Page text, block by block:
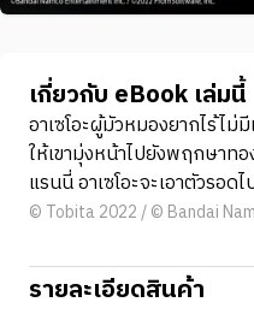
เกี่ยวกับ eBook เล่มนี้
อาเซโอะผู้มัวหมองยากไร้ไ
ให้เขามุ่งหน้าไปยังพฤกษาท
แรนนี่ อาเซโอะจะเอาตัวรอ
© Tobita 2022 / © Bandai
รายละเอียดสินค้า